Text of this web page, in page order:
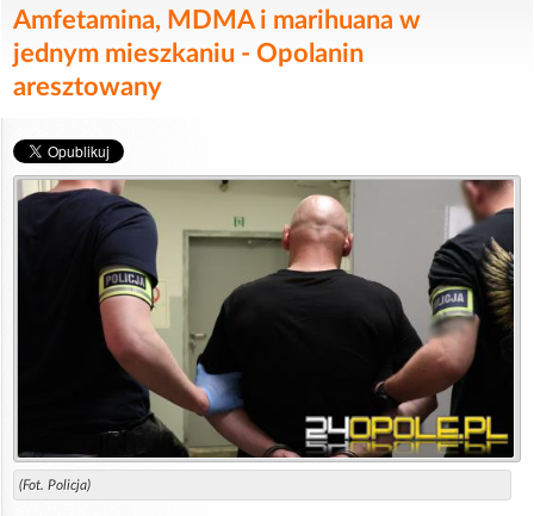
Amfetamina, MDMA i marihuana w
jednym mieszkaniu - Opolanin
aresztowany
(Fot. Policja)